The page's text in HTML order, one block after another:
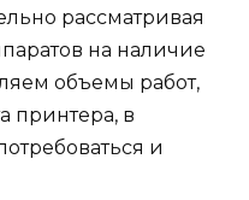
рассматривая
на наличие
объемы работ,
принтера, в
и